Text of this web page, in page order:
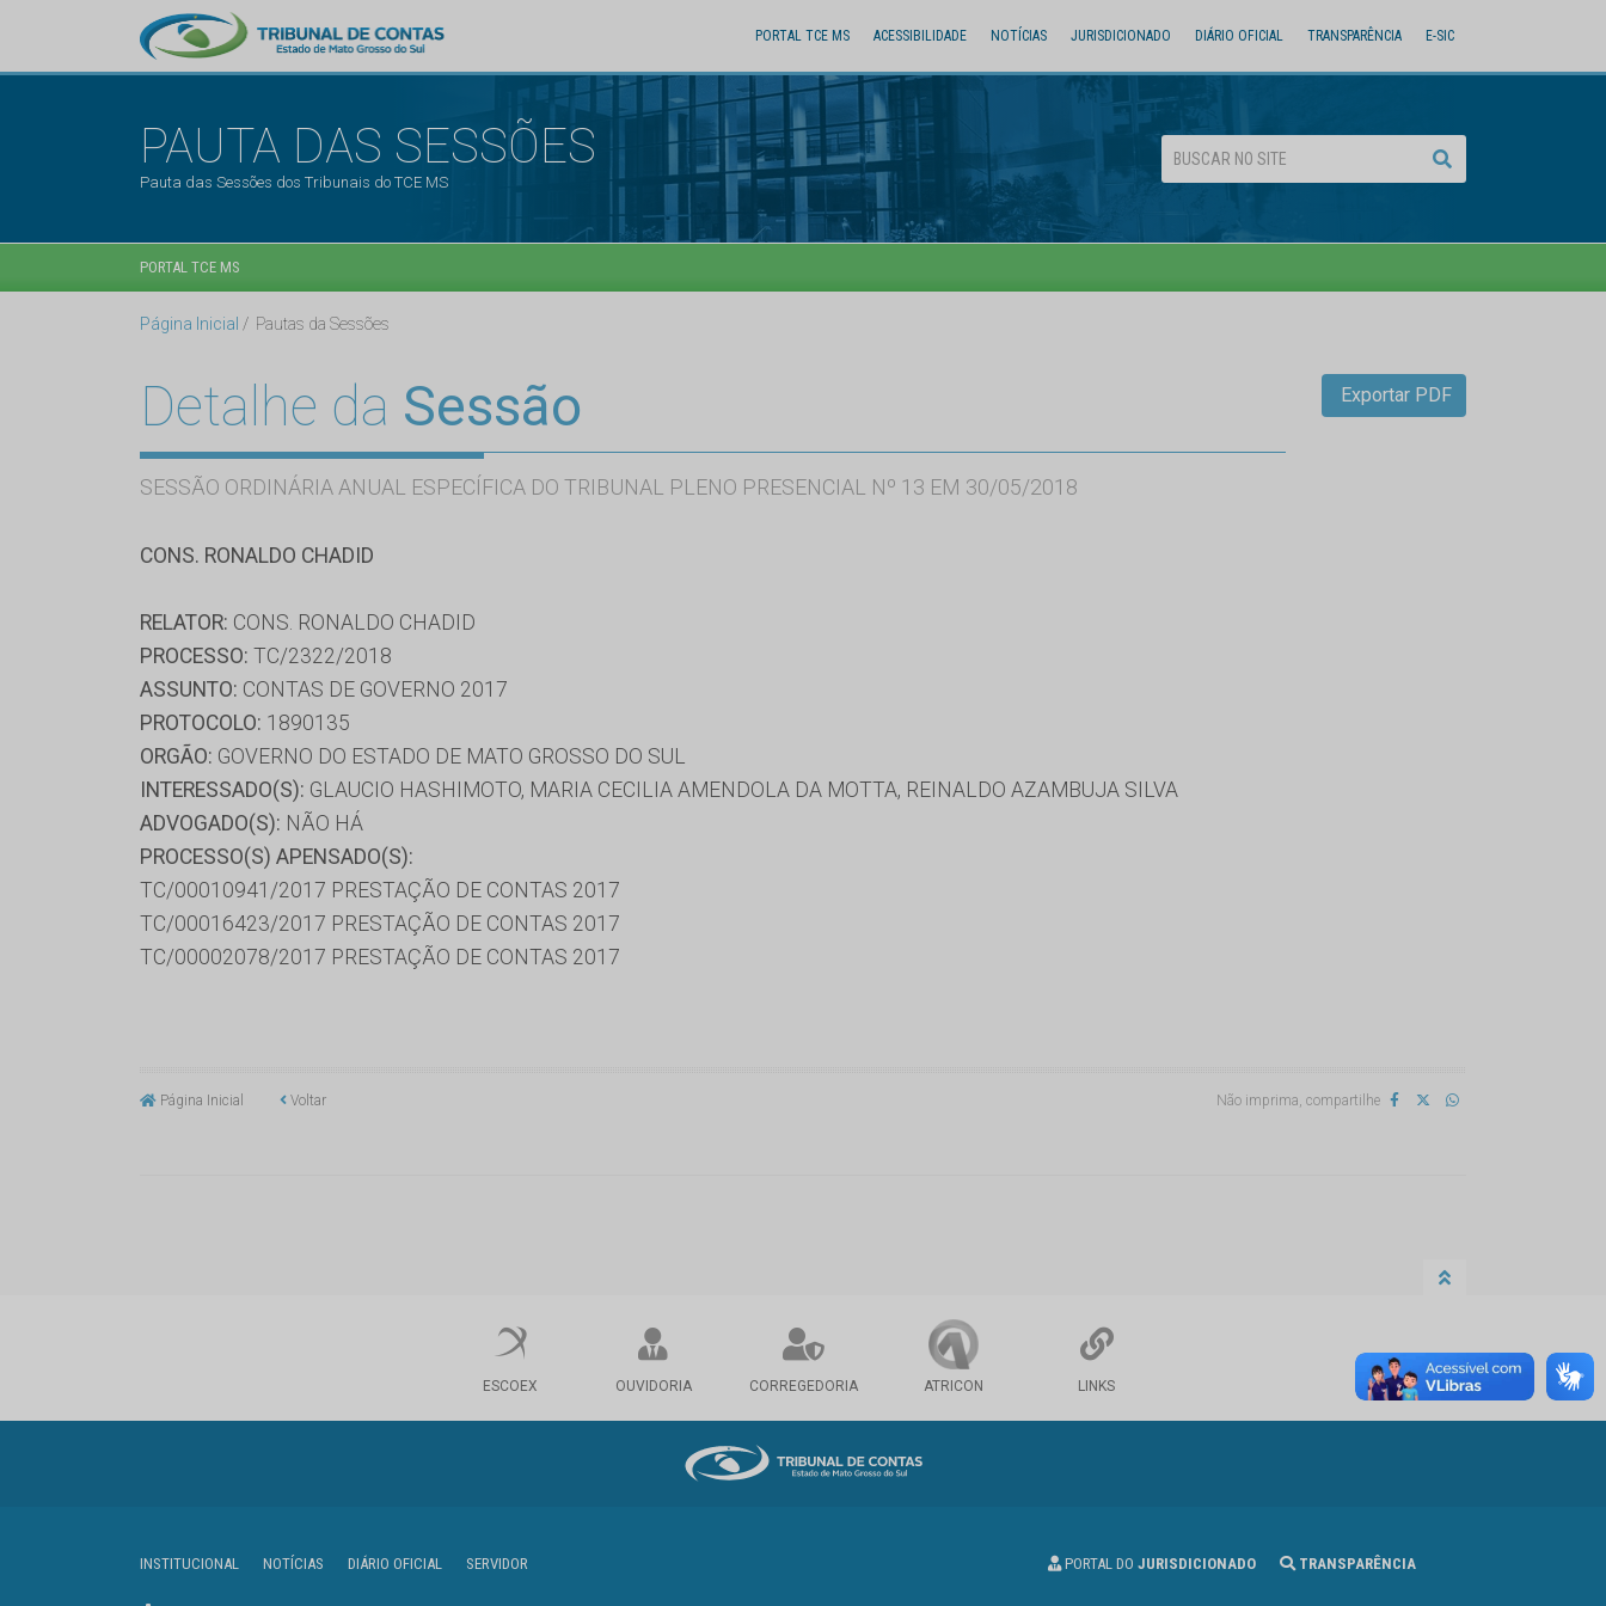
PORTAL TCE MS ACESSIBILIDADE NOTÍCIAS JURISDICIONADO DIÁRIO OFICIAL TRANSPARÊNCIA E-SIC
PAUTA DAS SESSÕES
Pauta das Sessões dos Tribunais do TCE MS
PORTAL TCE MS
Página Inicial Pautas da Sessões
Detalhe da Sessão
SESSÃO ORDINÁRIA ANUAL ESPECÍFICA DO TRIBUNAL PLENO PRESENCIAL Nº 13 EM 30/05/2018
Exportar PDF
CONS. RONALDO CHADID
RELATOR: CONS. RONALDO CHADID
PROCESSO: TC/2322/2018
ASSUNTO: CONTAS DE GOVERNO 2017
PROTOCOLO: 1890135
ORGÃO: GOVERNO DO ESTADO DE MATO GROSSO DO SUL
INTERESSADO(S): GLAUCIO HASHIMOTO, MARIA CECILIA AMENDOLA DA MOTTA, REINALDO AZAMBUJA SILVA
ADVOGADO(S): NÃO HÁ
PROCESSO(S) APENSADO(S):
TC/00010941/2017 PRESTAÇÃO DE CONTAS 2017
TC/00016423/2017 PRESTAÇÃO DE CONTAS 2017
TC/00002078/2017 PRESTAÇÃO DE CONTAS 2017
Página Inicial Voltar Não imprima, compartilhe
ESCOEX OUVIDORIA CORREGEDORIA ATRICON LINKS
INSTITUCIONAL NOTÍCIAS DIÁRIO OFICIAL SERVIDOR PORTAL DO JURISDICIONADO TRANSPARÊNCIA